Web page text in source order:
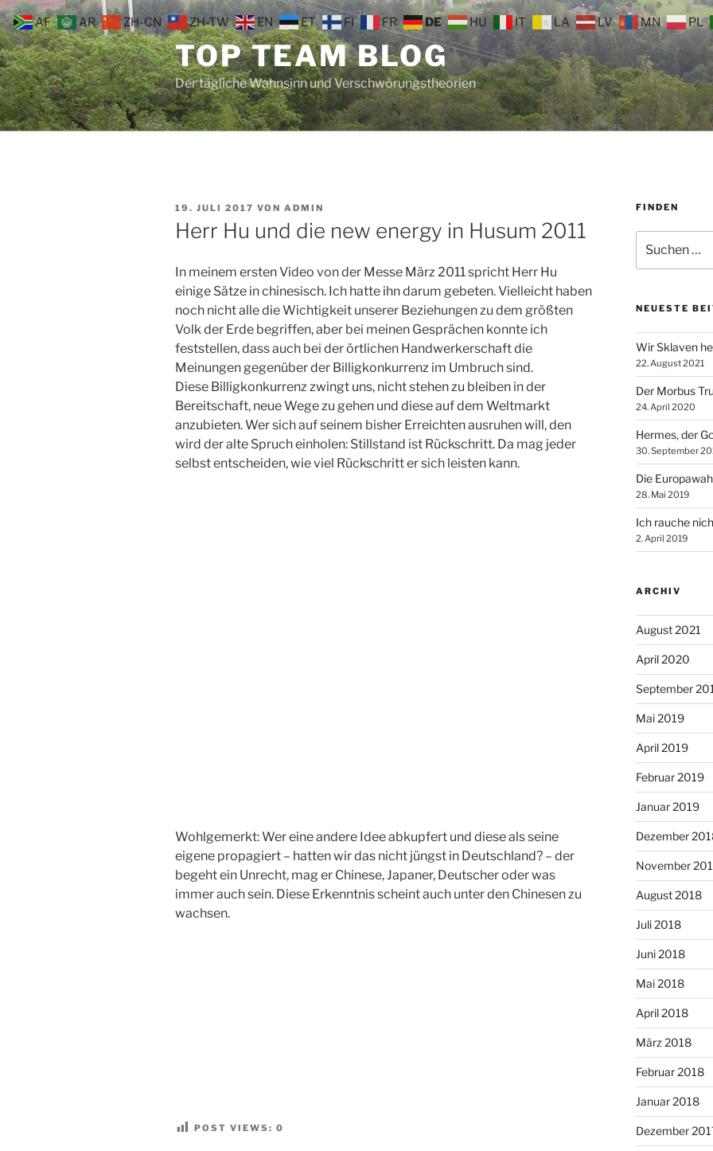
Zum
Inhalt
springen
TOP TEAM BLOG
Der tägliche Wahnsinn und Verschwörungstheorien
VERÖFFENTLICHT
AM
19. JULI 2017 VON ADMIN
Herr Hu und die new energy in Husum 2011
In meinem ersten Video von der Messe März 2011 spricht Herr Hu
einige Sätze in chinesisch. Ich hatte ihn darum gebeten. Vielleicht haben
noch nicht alle die Wichtigkeit unserer Beziehungen zu dem größten
Volk der Erde begriffen, aber bei meinen Gesprächen konnte ich
feststellen, dass auch bei der örtlichen Handwerkerschaft die
Meinungen gegenüber der Billigkonkurrenz im Umbruch sind.
Diese Billigkonkurrenz zwingt uns, nicht stehen zu bleiben in der
Bereitschaft, neue Wege zu gehen und diese auf dem Weltmarkt
anzubieten. Wer sich auf seinem bisher Erreichten ausruhen will, den
wird der alte Spruch einholen: Stillstand ist Rückschritt. Da mag jeder
selbst entscheiden, wie viel Rückschritt er sich leisten kann.
Wohlgemerkt: Wer eine andere Idee abkupfert und diese als seine
eigene propagiert – hatten wir das nicht jüngst in Deutschland? – der
begeht ein Unrecht, mag er Chinese, Japaner, Deutscher oder was
immer auch sein. Diese Erkenntnis scheint auch unter den Chinesen zu
wachsen.
POST VIEWS: 0
FINDEN
nach:
NEUESTE
Wir Sklaven
22. August 2021
Der Morbus
24. April 2020
Hermes, der
30. September
Die
28. Mai 2019
Ich rauche
2. April 2019
ARCHIV
August 2021
April 2020
September
Mai 2019
April 2019
Februar 2019
Januar 2019
Dezember
November
August 2018
Juli 2018
Juni 2018
Mai 2018
April 2018
März 2018
Februar 2018
Januar 2018
Dezember
AF AR ZH-CN ZH-TW EN ET FI FR DE HU IT LA LV MN PL